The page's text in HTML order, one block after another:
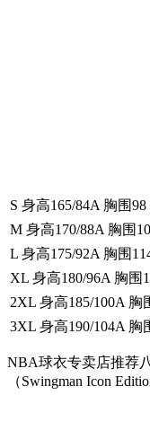
S 身高165/84A 胸围
M 身高170/88A 胸围
L 身高175/92A 胸围
XL 身高180/96A 胸围
2XL 身高185/100A 胸
3XL 身高190/104A 胸
NBA球衣专卖店推荐
（Swingman Icon